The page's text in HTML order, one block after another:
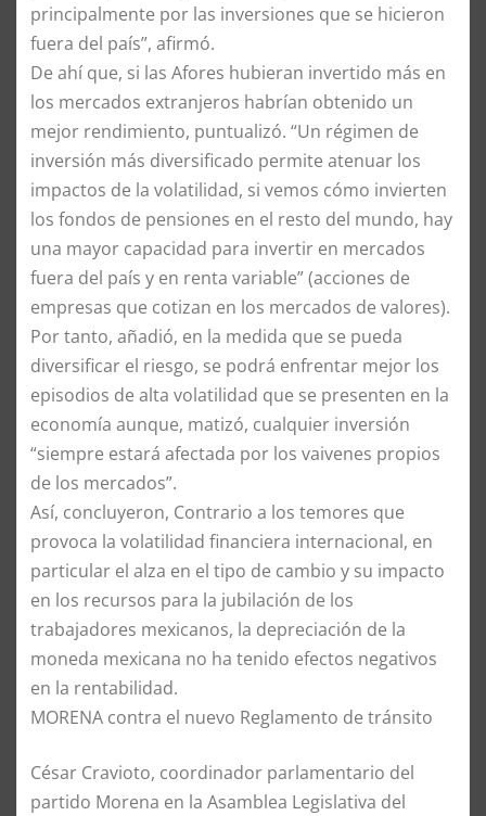
principalmente por las inversiones que se hicieron
fuera del país”, afirmó.
De ahí que, si las Afores hubieran invertido más en
los mercados extranjeros habrían obtenido un
mejor rendimiento, puntualizó. “Un régimen de
inversión más diversificado permite atenuar los
impactos de la volatilidad, si vemos cómo invierten
los fondos de pensiones en el resto del mundo, hay
una mayor capacidad para invertir en mercados
fuera del país y en renta variable” (acciones de
empresas que cotizan en los mercados de valores).
Por tanto, añadió, en la medida que se pueda
diversificar el riesgo, se podrá enfrentar mejor los
episodios de alta volatilidad que se presenten en la
economía aunque, matizó, cualquier inversión
“siempre estará afectada por los vaivenes propios
de los mercados”.
Así, concluyeron, Contrario a los temores que
provoca la volatilidad financiera internacional, en
particular el alza en el tipo de cambio y su impacto
en los recursos para la jubilación de los
trabajadores mexicanos, la depreciación de la
moneda mexicana no ha tenido efectos negativos
en la rentabilidad.
MORENA contra el nuevo Reglamento de tránsito
César Cravioto, coordinador parlamentario del
partido Morena en la Asamblea Legislativa del